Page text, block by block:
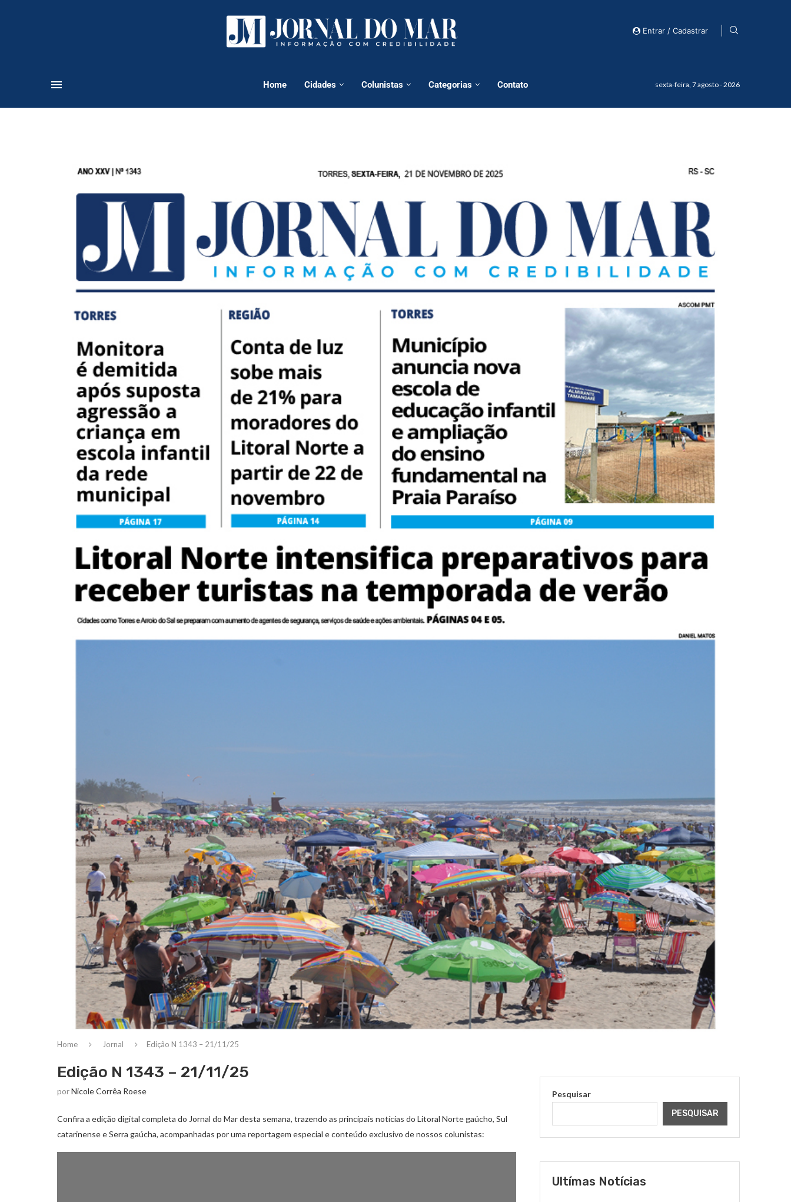
Entrar / Cadastrar
Home Cidades Colunistas Categorias Contato sexta-feira, 7 agosto - 2026
Home Jornal Edição N 1343 – 21/11/25
Edição N 1343 – 21/11/25
porNicole Corrêa Roese
Confira a edição digital completa do Jornal do Mar desta semana, trazendo as principais notícias do Litoral Norte gaúcho, Sul
catarinense e Serra gaúcha, acompanhadas por uma reportagem especial e conteúdo exclusivo de nossos colunistas:
Pesquisar
PESQUISAR
Ultímas Notícias